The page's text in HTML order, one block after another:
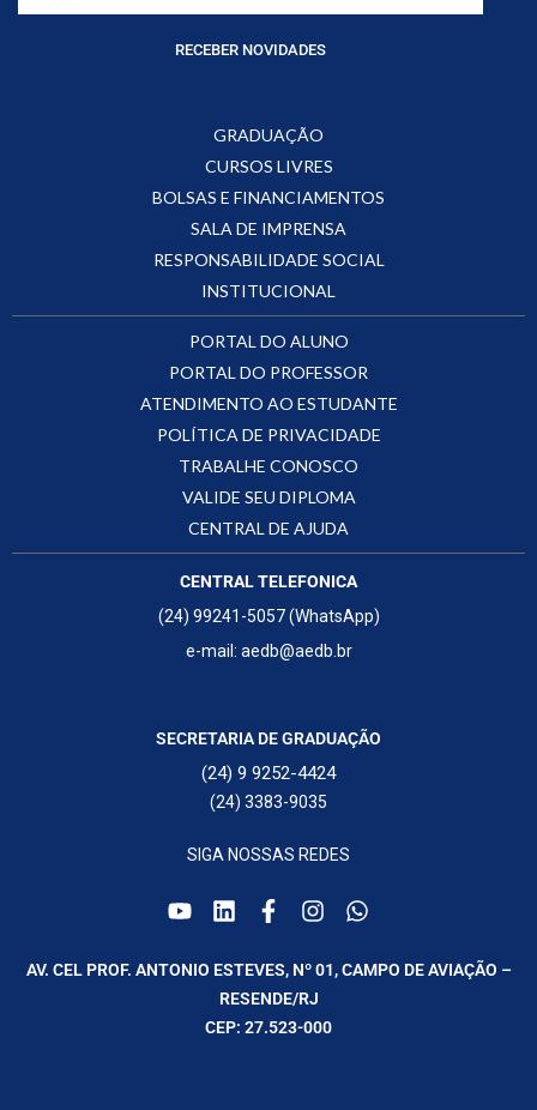
RECEBER NOVIDADES
GRADUAÇÃO
CURSOS LIVRES
BOLSAS E FINANCIAMENTOS
SALA DE IMPRENSA
RESPONSABILIDADE SOCIAL
INSTITUCIONAL
PORTAL DO ALUNO
PORTAL DO PROFESSOR
ATENDIMENTO AO ESTUDANTE
POLÍTICA DE PRIVACIDADE
TRABALHE CONOSCO
VALIDE SEU DIPLOMA
CENTRAL DE AJUDA
CENTRAL TELEFONICA
(24) 99241-5057 (WhatsApp)
e-mail: aedb@aedb.br
SECRETARIA DE GRADUAÇÃO
(24) 9 9252-4424
(24) 3383-9035
SIGA NOSSAS REDES
AV. CEL PROF. ANTONIO ESTEVES, Nº 01, CAMPO DE AVIAÇÃO –
RESENDE/RJ
CEP: 27.523-000